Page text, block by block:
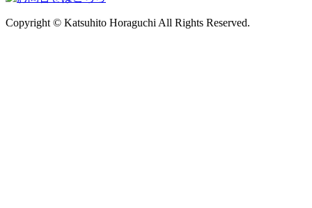
Copyright © Katsuhito Horaguchi All Rights Reserved.